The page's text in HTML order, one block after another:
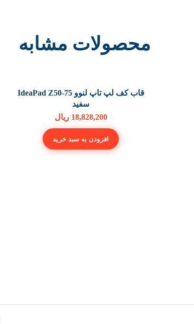
محصولات مشابه
قاب کف لپ تاپ لنوو IdeaPad Z50-75
سفید
18,828,200 ریال
افزودن به سبد خرید